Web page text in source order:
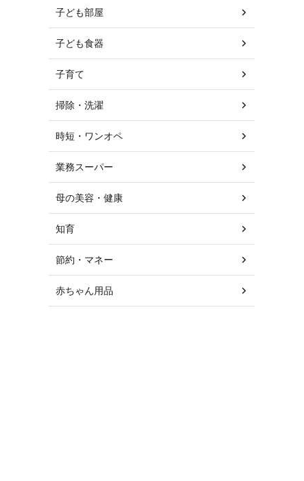
子ども部屋
子ども食器
子育て
掃除・洗濯
時短・ワンオペ
業務スーパー
母の美容・健康
知育
節約・マネー
赤ちゃん用品